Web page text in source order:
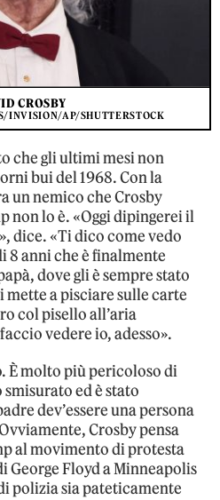
CROSBY
INVISION/AP/SHUTTERSTOCK
che gli ultimi mesi non
bui del 1968. Con la
un nemico che Crosby
non lo è. «Oggi dipingerei il
dice. «Ti dico come vedo
8 anni che è finalmente
dove gli è sempre stato
a pisciare sulle carte
col pisello all’aria
vedere io, adesso».
È molto più pericoloso di
ed è stato
dev’essere una persona
Crosby pensa
al movimento di protesta
George Floyd a Minneapolis
polizia sia pateticamente